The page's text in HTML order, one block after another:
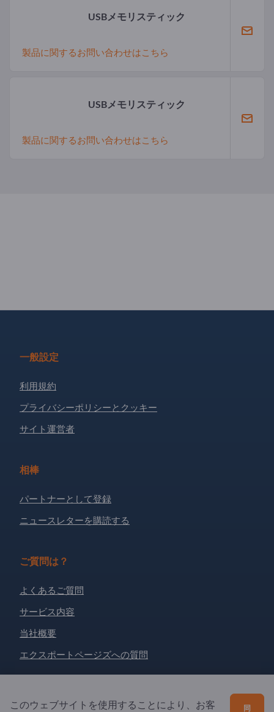
USBメモリスティック
製品に関するお問い合わせはこちら
USBメモリスティック
製品に関するお問い合わせはこちら
一般設定
利用規約
プライバシーポリシーとクッキー
サイト運営者
相棒
パートナーとして登録
ニュースレターを購読する
ご質問は？
よくあるご質問
サービス内容
当社概要
エクスポートページズへの質問
このウェブサイトを使用することにより、お客 同